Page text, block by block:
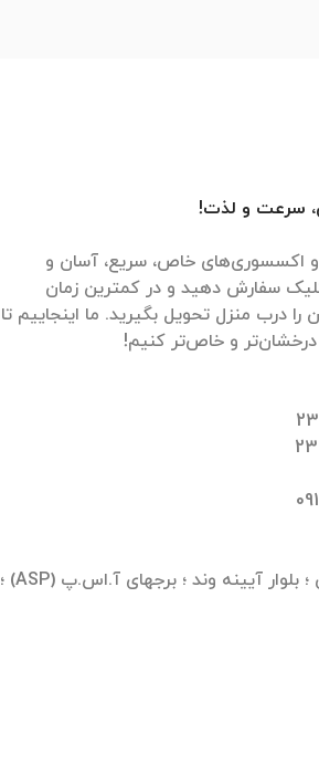
سرعت و لذت!
و اکسسوری‌های خاص، سریع، آسان و
سفارش دهید و در کمترین زمان
درب منزل تحویل بگیرید. ما اینجاییم تا
تهران ؛ شیخ بهایی جنوبی ؛ بلوار آیینه وند ؛ برجهای آ.اس.پ (ASP) ؛